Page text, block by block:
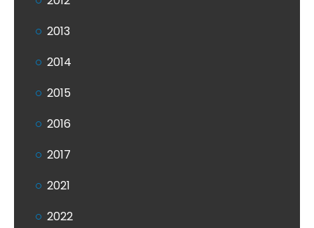
2013
2014
2015
2016
2017
2021
2022